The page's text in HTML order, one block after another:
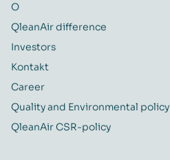
O
QleanAir difference
Investors
Kontakt
Career
Quality and Environmental policy
QleanAir CSR-policy